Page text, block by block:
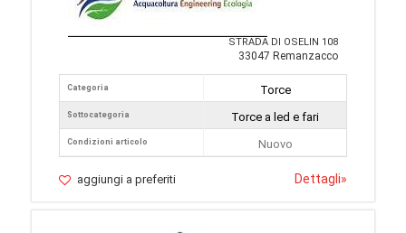
STRADA DI OSELIN 108
33047 Remanzacco
Categoria
Sottocategoria
Condizioni articolo
Torce
Torce a led e fari
Nuovo
aggiungi a preferiti Dettagli»